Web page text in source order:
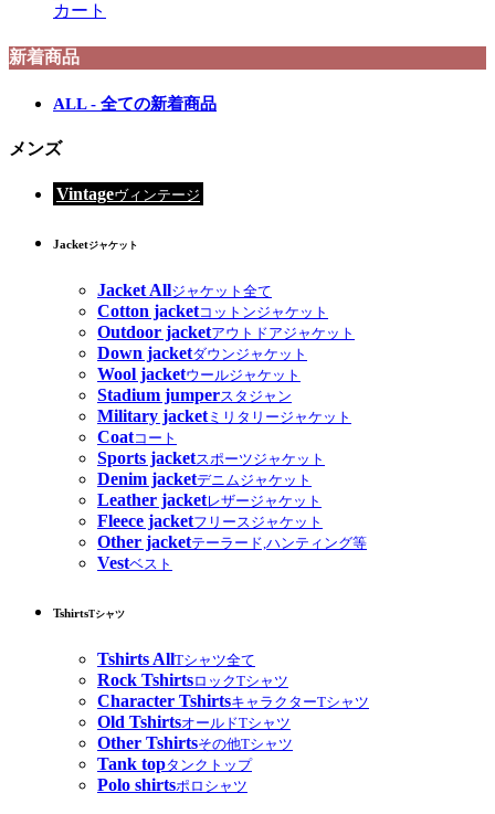
カート
新着商品
ALL - 全ての新着商品
メンズ
Vintageヴィンテージ
Jacketジャケット
Jacket Allジャケット全て
Cotton jacketコットンジャケット
Outdoor jacketアウトドアジャケット
Down jacketダウンジャケット
Wool jacketウールジャケット
Stadium jumperスタジャン
Military jacketミリタリージャケット
Coatコート
Sports jacketスポーツジャケット
Denim jacketデニムジャケット
Leather jacketレザージャケット
Fleece jacketフリースジャケット
Other jacketテーラード,ハンティング等
Vestベスト
TshirtsTシャツ
Tshirts AllTシャツ全て
Rock TshirtsロックTシャツ
Character TshirtsキャラクターTシャツ
Old TshirtsオールドTシャツ
Other Tshirtsその他Tシャツ
Tank topタンクトップ
Polo shirtsポロシャツ